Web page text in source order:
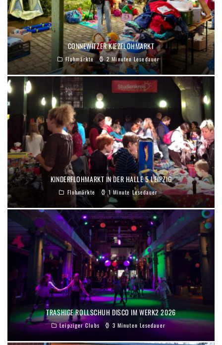
CONNEWITZER KIEZFLOHMARKT
Flohmärkte 2 Minuten Lesedauer
KINDERFLOHMARKT IN DER HALLE 5 LEIPZIG
Flohmärkte 1 Minute Lesedauer
TRASHIGE ROLLSCHUH DISCO IM WERK2 2026
Leipziger Clubs 3 Minuten Lesedauer